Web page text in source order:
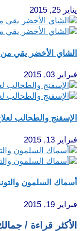
يناير 25, 2015
الشاي الأخضر يقي
فبراير 03, 2015
الإسفنج والطحالب
فبراير 13, 2015
أسماك السلمون
فبراير 19, 2015
الأكثر قراءة /